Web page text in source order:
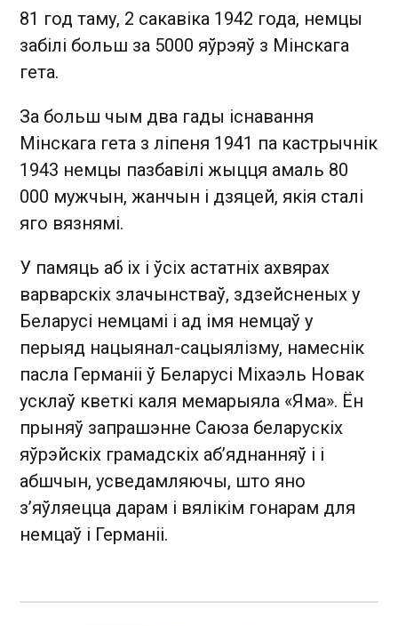
81 год таму, 2 сакавіка 1942 года, немцы
забілі больш за 5000 яўрэяў з Мінскага
гета.
За больш чым два гады існавання
Мінскага гета з ліпеня 1941 па кастрычнік
1943 немцы пазбавілі жыцця амаль 80
000 мужчын, жанчын і дзяцей, якія сталі
яго вязнямі.
У памяць аб іх і ўсіх астатніх ахвярах
варварскіх злачынстваў, здзейсненых у
Беларусі немцамі і ад імя немцаў у
перыяд нацыянал-сацыялізму, намеснік
пасла Германіі ў Беларусі Міхаэль Новак
усклаў кветкі каля мемарыяла «Яма». Ён
прыняў запрашэнне Саюза беларускіх
яўрэйскіх грамадскіх аб’яднанняў і і
абшчын, усведамляючы, што яно
з’яўляецца дарам і вялікім гонарам для
немцаў і Германіі.